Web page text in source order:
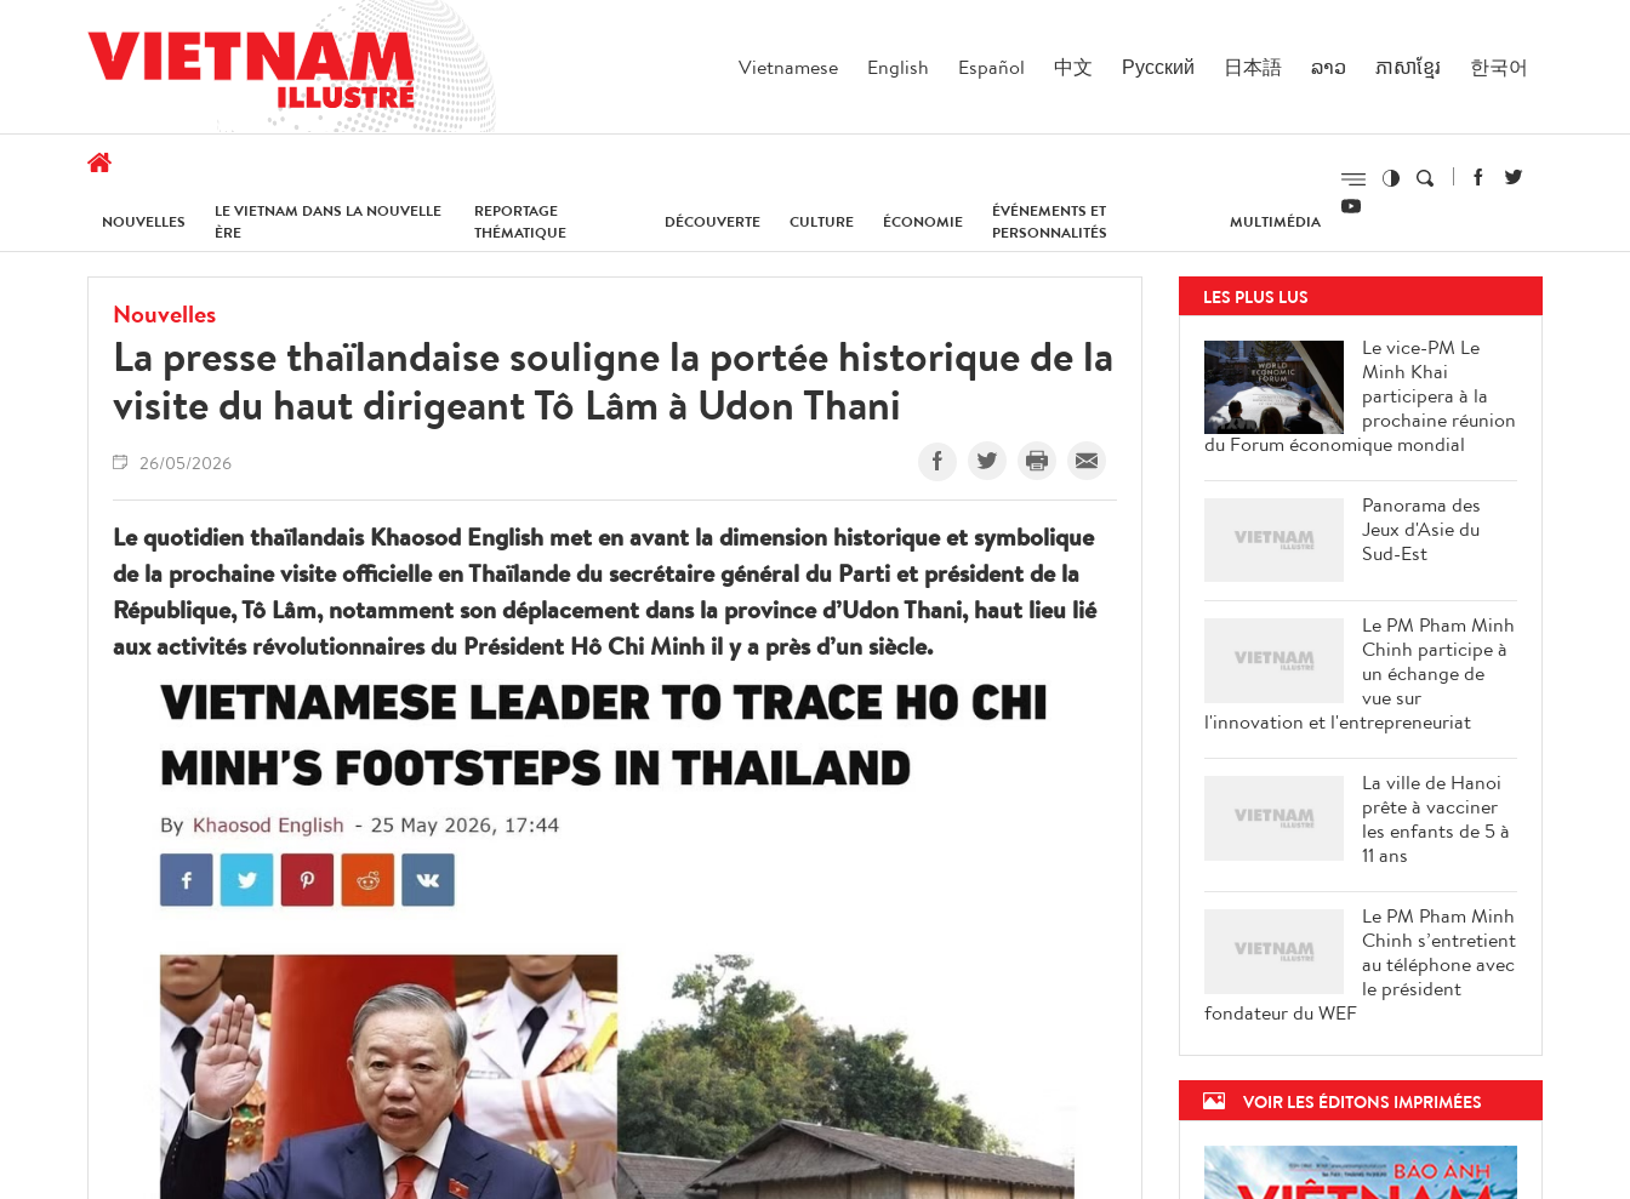
Vietnamese English Español 中文 Русский 日本語 ລາວ ភាសាខ្មែរ 한국어
NOUVELLES
LE VIETNAM DANS LA NOUVELLE
ÈRE
REPORTAGE
THÉMATIQUE
DÉCOUVERTE CULTURE ÉCONOMIE
ÉVÉNEMENTS ET
PERSONNALITÉS
MULTIMÉDIA
Nouvelles
La presse thaïlandaise souligne la portée historique de la
visite du haut dirigeant Tô Lâm à Udon Thani
26/05/2026
Le quotidien thaïlandais Khaosod English met en avant la dimension historique et symbolique
de la prochaine visite officielle en Thaïlande du secrétaire général du Parti et président de la
République, Tô Lâm, notamment son déplacement dans la province d’Udon Thani, haut lieu lié
aux activités révolutionnaires du Président Hô Chi Minh il y a près d’un siècle.
LES PLUS LUS
Le vice-PM Le
Minh Khai
participera à la
prochaine réunion
du Forum économique mondial
Panorama des
Jeux d'Asie du
Sud-Est
Le PM Pham Minh
Chinh participe à
un échange de
vue sur
l'innovation et l'entrepreneuriat
La ville de Hanoi
prête à vacciner
les enfants de 5 à
11 ans
Le PM Pham Minh
Chinh s’entretient
au téléphone avec
le président
fondateur du WEF
VOIR LES ÉDITONS IMPRIMÉES